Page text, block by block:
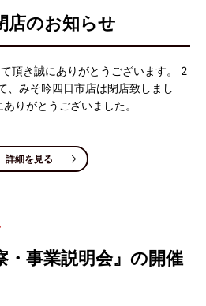
店のお知らせ
頂き誠にありがとうございます。 2
みそ吟四日市店は閉店致しまし
りがとうございました。
詳細を見る
・事業説明会』の開催